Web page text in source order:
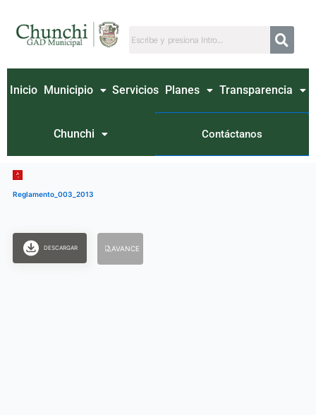
contenido
Inicio Municipio Servicios Planes Transparencia
Chunchi Contáctanos
Reglamento_003_2013
DESCARGAR AVANCE